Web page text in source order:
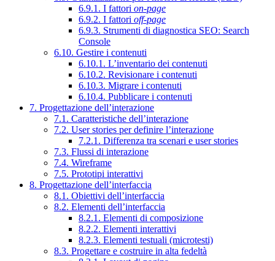
6.9.1. I fattori on-page
6.9.2. I fattori off-page
6.9.3. Strumenti di diagnostica SEO: Search
Console
6.10. Gestire i contenuti
6.10.1. L’inventario dei contenuti
6.10.2. Revisionare i contenuti
6.10.3. Migrare i contenuti
6.10.4. Pubblicare i contenuti
7. Progettazione dell’interazione
7.1. Caratteristiche dell’interazione
7.2. User stories per definire l’interazione
7.2.1. Differenza tra scenari e user stories
7.3. Flussi di interazione
7.4. Wireframe
7.5. Prototipi interattivi
8. Progettazione dell’interfaccia
8.1. Obiettivi dell’interfaccia
8.2. Elementi dell’interfaccia
8.2.1. Elementi di composizione
8.2.2. Elementi interattivi
8.2.3. Elementi testuali (microtesti)
8.3. Progettare e costruire in alta fedeltà